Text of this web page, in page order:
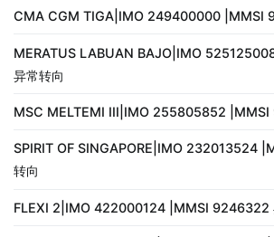
CMA CGM TIGA|IMO 249400000 |MMSI
MERATUS LABUAN BAJO|IMO
异常转向
MSC MELTEMI III|IMO 255805852 |MMSI
SPIRIT OF SINGAPORE|IMO 232013524
转向
FLEXI 2|IMO 422000124 |MMSI 9246322